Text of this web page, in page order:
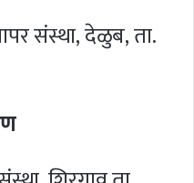
संस्था, देळुब, ता.